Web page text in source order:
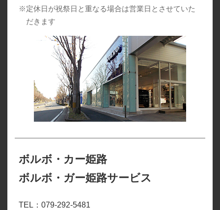
※定休日が祝祭日と重なる場合は営業日とさせていた
だきます
ボルボ・カー姫路
ボルボ・ガー姫路サービス
TEL：079-292-5481